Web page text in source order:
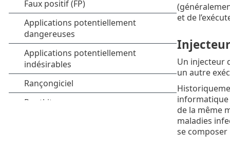
et de
Injecteur
Un injecteur
un autre
informatique
de la même
maladies
se